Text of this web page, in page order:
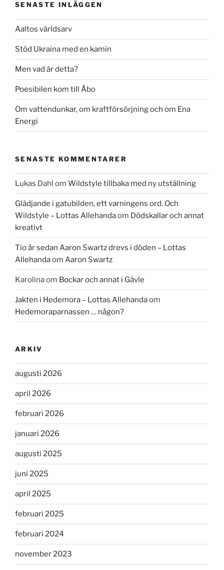
SENASTE INLÄGGEN
Aaltos världsarv
Stöd Ukraina med en kamin
Men vad är detta?
Poesibilen kom till Åbo
Om vattendunkar, om kraftförsörjning och om Ena
Energi
SENASTE KOMMENTARER
Lukas Dahl om Wildstyle tillbaka med ny utställning
Glädjande i gatubilden, ett varningens ord. Och
Wildstyle – Lottas Allehandaom Dödskallar och annat
kreativt
Tio år sedan Aaron Swartz drevs i döden – Lottas
Allehandaom Aaron Swartz
Karolinaom Bockar och annat i Gävle
Jakten i Hedemora – Lottas Allehandaom
Hedemoraparnassen … någon?
ARKIV
augusti 2026
april 2026
februari 2026
januari 2026
augusti 2025
juni 2025
april 2025
februari 2025
februari 2024
november 2023